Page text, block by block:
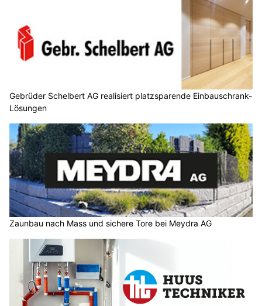
Gebrüder Schelbert AG realisiert platzsparende Einbauschrank-
Lösungen
Zaunbau nach Mass und sichere Tore bei Meydra AG